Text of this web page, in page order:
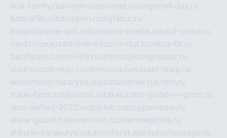
aria-family.ruarkrym.ruashanet.rubelgorod-day.ru
bankaribi.rubandamn.rubigfatcc.ru
blagodarenie-spb.ruborodino-media.rucard-voice.ru
cardvoice.ruzed-online.ruzvonitut.ruzebra-tlt.ru
zarafshan.ruyork-life.ruvintovoykompressor.ru
vladivostok-map.ruvlknrussia.ruwasabi-shop.ru
webamator.ruzaryna.ruyoutubefree.rux-ton.ru
trade-farm.rutajuncos.rutaksu.rutor-lyubov-i-grom.ru
spayderhed-2022.rusplclub.rustoppamedia.ru
snow-guard.ruslovar-ivrit.rucleanmedicine.ru
shkurki-karakulya.rukanotiforet.spb.rututmassage.ru